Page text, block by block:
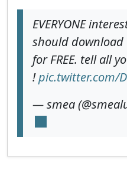
EVERYONE
should download
for FREE. tell all
!pic.twitter.com/
— smea